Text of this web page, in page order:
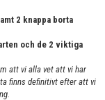
2 knappa borta
och de 2 viktiga
att vi alla vet att vi har
finns definitivt efter att vi